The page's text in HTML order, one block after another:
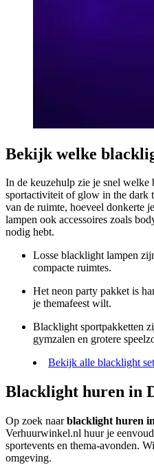
Bekijk welke
In de keuzehulp zie je snel
sportactiviteit of glow in the dark
van de ruimte, hoeveel donkerte
lampen ook accessoires zoals
nodig hebt.
Losse blacklight lampen
compacte ruimtes.
Het neon party pakket is
je themafeest wilt.
Blacklight sportpakketten
gymzalen en grotere
Bekijk alle blacklight
Blacklight huren in
Op zoek naarblacklight huren
Verhuurwinkel.nl huur je
sportevents en thema-avonden.
omgeving.